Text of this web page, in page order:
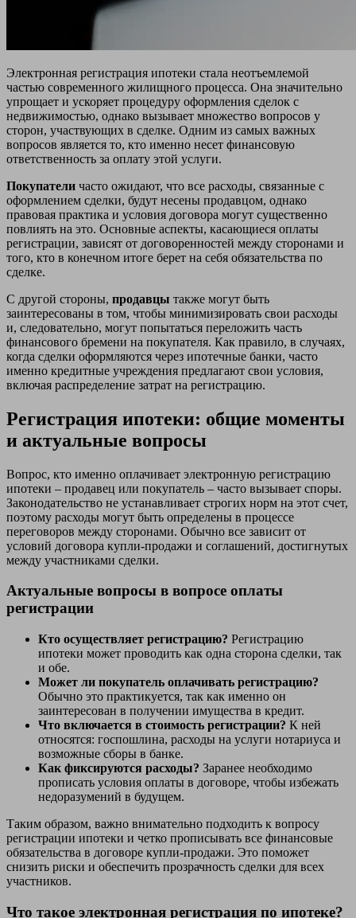
Электронная регистрация ипотеки стала неотъемлемой
частью современного жилищного процесса. Она значительно
упрощает и ускоряет процедуру оформления сделок с
недвижимостью, однако вызывает множество вопросов у
сторон, участвующих в сделке. Одним из самых важных
вопросов является то, кто именно несет финансовую
ответственность за оплату этой услуги.
Покупатели часто ожидают, что все расходы, связанные с
оформлением сделки, будут несены продавцом, однако
правовая практика и условия договора могут существенно
повлиять на это. Основные аспекты, касающиеся оплаты
регистрации, зависят от договоренностей между сторонами и
того, кто в конечном итоге берет на себя обязательства по
сделке.
С другой стороны, продавцы также могут быть
заинтересованы в том, чтобы минимизировать свои расходы
и, следовательно, могут попытаться переложить часть
финансового бремени на покупателя. Как правило, в случаях,
когда сделки оформляются через ипотечные банки, часто
именно кредитные учреждения предлагают свои условия,
включая распределение затрат на регистрацию.
Регистрация ипотеки: общие моменты
и актуальные вопросы
Вопрос, кто именно оплачивает электронную регистрацию
ипотеки – продавец или покупатель – часто вызывает споры.
Законодательство не устанавливает строгих норм на этот счет,
поэтому расходы могут быть определены в процессе
переговоров между сторонами. Обычно все зависит от
условий договора купли-продажи и соглашений, достигнутых
между участниками сделки.
Актуальные вопросы в вопросе оплаты
регистрации
Кто осуществляет регистрацию? Регистрацию
ипотеки может проводить как одна сторона сделки, так
и обе.
Может ли покупатель оплачивать регистрацию?
Обычно это практикуется, так как именно он
заинтересован в получении имущества в кредит.
Что включается в стоимость регистрации? К ней
относятся: госпошлина, расходы на услуги нотариуса и
возможные сборы в банке.
Как фиксируются расходы? Заранее необходимо
прописать условия оплаты в договоре, чтобы избежать
недоразумений в будущем.
Таким образом, важно внимательно подходить к вопросу
регистрации ипотеки и четко прописывать все финансовые
обязательства в договоре купли-продажи. Это поможет
снизить риски и обеспечить прозрачность сделки для всех
участников.
Что такое электронная регистрация по ипотеке?